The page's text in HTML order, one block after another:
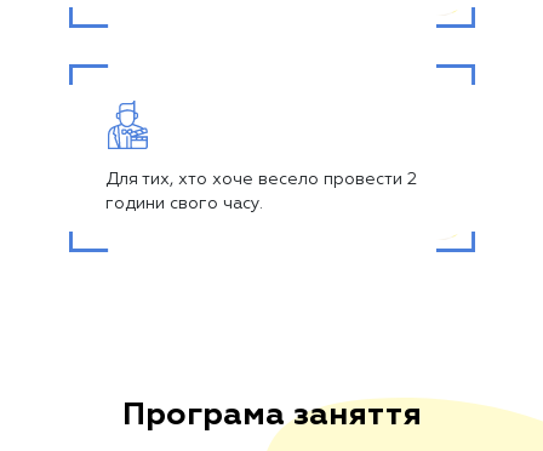
Для тих, хто хоче весело провести 2
години свого часу.
Програма заняття